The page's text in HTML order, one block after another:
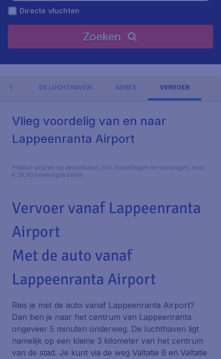
Directe vluchten
Zoeken
DE LUCHTHAVEN ADRES VERVOER
Vlieg voordelig van en naar
Lappeenranta Airport
*Vanaf-prijzen op retourbasis, incl. belastingen en toeslagen, excl.
€ 29,90 boekingskosten.
Vervoer vanaf Lappeenranta
Airport
Met de auto vanaf
Lappeenranta Airport
Reis je met de auto vanaf Lappeenranta Airport?
Dan ben je naar het centrum van Lappeenranta
ongeveer 5 minuten onderweg. De luchthaven ligt
namelijk op een kleine 3 kilometer van het centrum
van de stad. Je kunt via de weg Valtatie 6 en Valtatie